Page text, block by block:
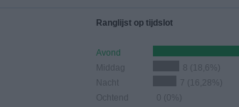
Ranglijst op tijdslot
Avond
Middag
8 (18,6%)
Nacht
7 (16,28%)
Ochtend
0 (0%)